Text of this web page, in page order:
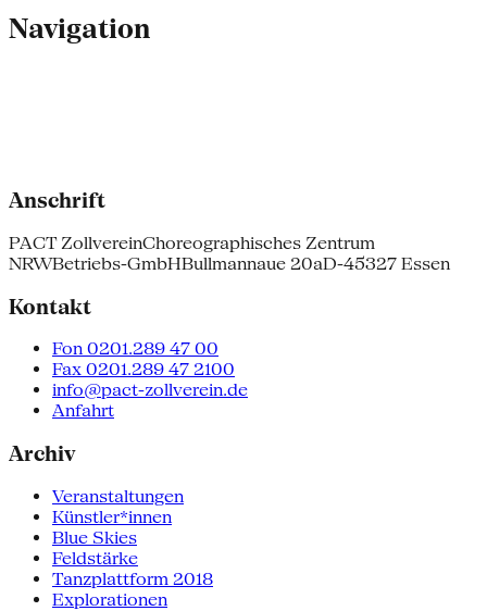
Navigation
Anschrift
PACT ZollvereinChoreographisches Zentrum
NRWBetriebs-GmbHBullmannaue 20aD-45327 Essen
Kontakt
Fon 0201.289 47 00
Fax 0201.289 47 2100
info@pact-zollverein.de
Anfahrt
Archiv
Veranstaltungen
Künstler*innen
Blue Skies
Feldstärke
Tanzplattform 2018
Explorationen